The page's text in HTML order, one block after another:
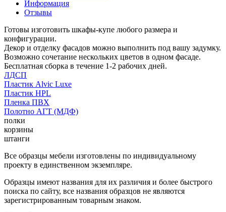
Информация
Отзывы
Готовы изготовить шкафы-купе любого размера и
конфигурации.
Декор и отделку фасадов можно выполнить под вашу задумку.
Возможно сочетание нескольких цветов в одном фасаде.
Бесплатная сборка в течение 1-2 рабочих дней.
ЛДСП
Пластик Alvic Luxe
Пластик HPL
Пленка ПВХ
Полотно АГТ (МДФ)
полки
корзины
штанги
Все образцы мебели изготовлены по индивидуальному
проекту в единственном экземпляре.
Образцы имеют названия для их различия и более быстрого
поиска по сайту, все названия образцов не являются
зарегистрированным товарным знаком.